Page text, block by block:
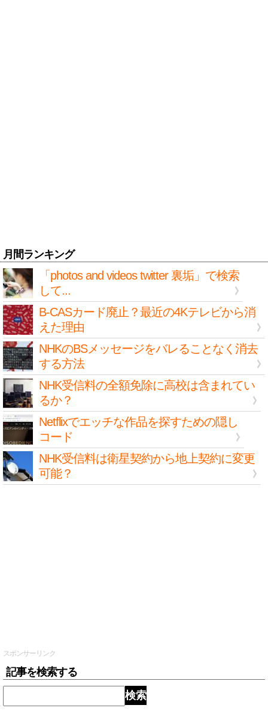
月間ランキング
「photos and videos twitter 裏垢」で検索
して...
B-CASカード廃止？最近の4Kテレビから消
えた理由
NHKのBSメッセージをバレることなく消去
する方法
NHK受信料の全額免除に高校は含まれてい
るか？
Netflixでエッチな作品を探すための隠し
コード
NHK受信料は衛星契約から地上契約に変更
可能？
スポンサーリンク
記事を検索する
検索